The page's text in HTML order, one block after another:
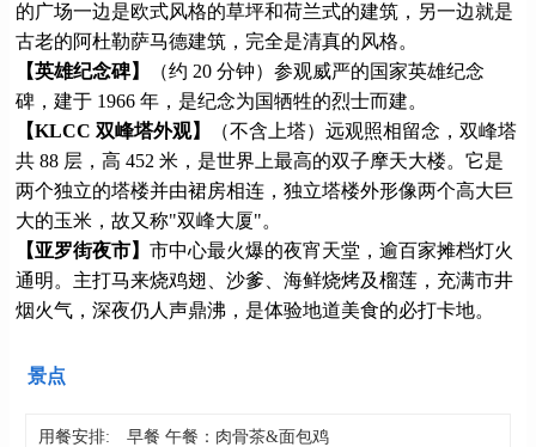
的广场一边是欧式风格的草坪和荷兰式的建筑，另一边就是
古老的阿杜勒萨马德建筑，完全是清真的风格。
【英雄纪念碑】
（约 20 分钟）参观威严的国家英雄纪念
碑，建于 1966 年，是纪念为国牺牲的烈士而建。
【KLCC 双峰塔外观】
（不含上塔）远观照相留念，双峰塔
共 88 层，高 452 米，是世界上最高的双子摩天大楼。它是
两个独立的塔楼并由裙房相连，独立塔楼外形像两个高大巨
大的玉米，故又称"双峰大厦"。
【亚罗街夜市】 市中心最火爆的夜宵天堂，逾百家摊档灯火
通明。主打马来烧鸡翅、沙爹、海鲜烧烤及榴莲，充满市井
烟火气，深夜仍人声鼎沸，是体验地道美食的必打卡地。
景点
用餐安排:
早餐 午餐：肉骨茶&面包鸡